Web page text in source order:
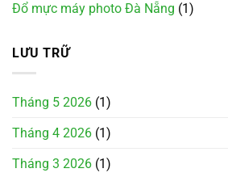
Đổ mực máy photo Đà Nẵng (1)
LƯU TRỮ
Tháng 5 2026 (1)
Tháng 4 2026 (1)
Tháng 3 2026 (1)